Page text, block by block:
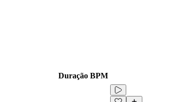
Duração BPM